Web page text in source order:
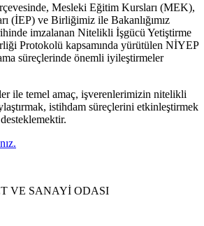
Mesleki Eğitim Kursları (MEK),
(İEP) ve Birliğimiz ile Bakanlığımız
imzalanan Nitelikli İşgücü Yetiştirme
Protokolü kapsamında yürütülen NİYEP
süreçlerinde önemli iyileştirmeler
ile temel amaç, işverenlerimizin nitelikli
istihdam süreçlerini etkinleştirmek
VE SANAYİ ODASI